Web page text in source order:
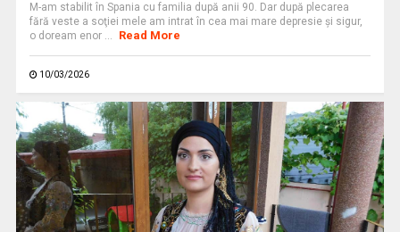
M-am stabilit în Spania cu familia după anii 90. Dar după plecarea
fără veste a soţiei mele am intrat în cea mai mare depresie şi sigur,
o doream enor ...
Read More
10/03/2026